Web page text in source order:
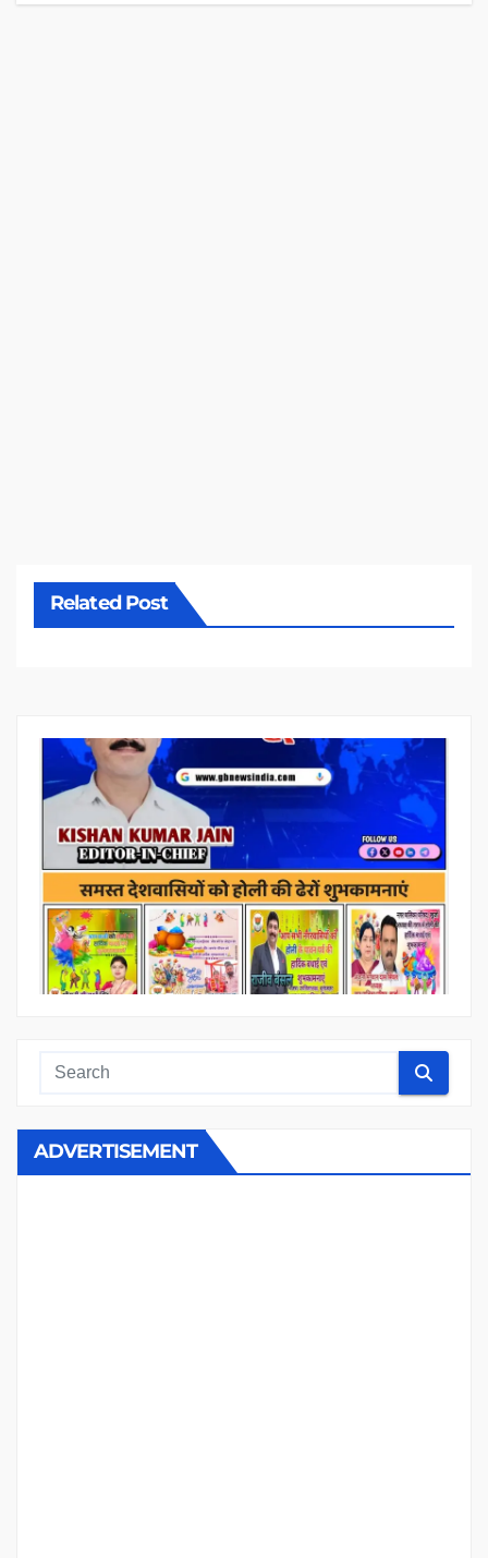
Related Post
ADVERTISEMENT